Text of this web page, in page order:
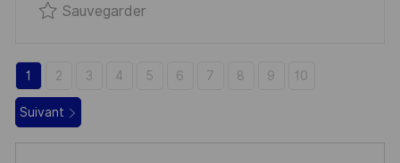
C
G
E
O
SauvegarderSauvegarder Operational Marketing
1 2 3 4 5 6 7 8 9 10
Suivant